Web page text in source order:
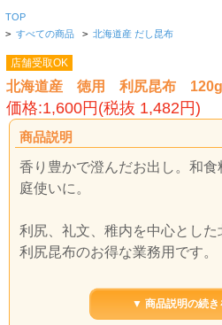
TOP
> すべての商品 > 北海道産 だし昆布
店舗受取OK
北海道産 徳用 利尻昆布 120g
価格:1,600円(税抜 1,482円)
商品説明
香り豊かで澄んだお出し。和
庭使いに。
利尻、礼文、稚内を中心とし
利尻昆布のお得な業務用です。
見た目は不揃いですが、利尻
だお出しがとれます。
▼ 商品説明の続